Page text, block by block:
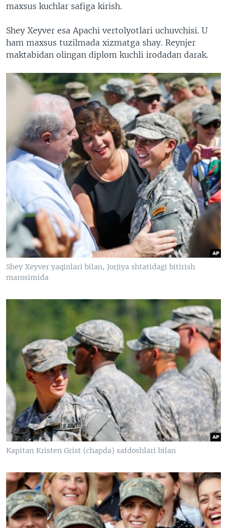
maxsus kuchlar safiga kirish.
Shey Xeyver esa Apachi vertolyotlari uchuvchisi. U
ham maxsus tuzilmada xizmatga shay. Reynjer
maktabidan olingan diplom kuchli irodadan darak.
Shey Xeyver yaqinlari bilan, Jorjiya shtatidagi bitirish
marosimida
Kapitan Kristen Grist (chapda) safdoshlari bilan